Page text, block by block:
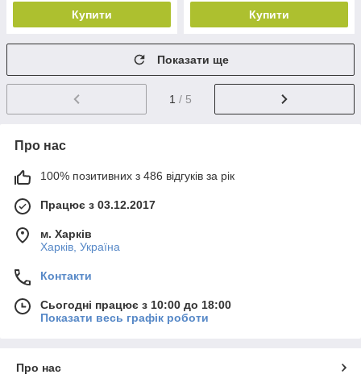
Купити Купити
Показати ще
1 / 5
Про нас
100% позитивних з 486 відгуків за рік
Працює з 03.12.2017
м. Харків
Харків, Україна
Контакти
Сьогодні працює з 10:00 до 18:00
Показати весь графік роботи
Про нас